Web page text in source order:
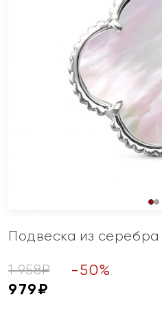
Подвеска из
1 958₽ -50%
979₽